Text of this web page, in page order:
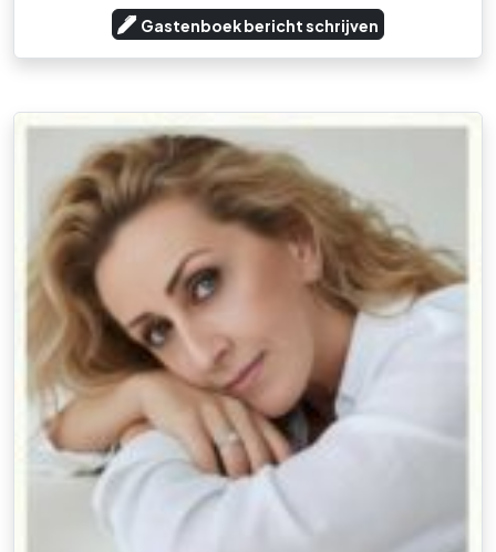
Gastenboek bericht schrijven